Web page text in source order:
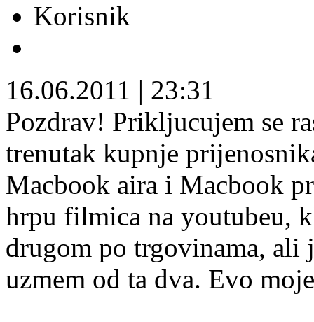
Korisnik
16.06.2011 | 23:31
Pozdrav! Prikljucujem se
trenutak kupnje
Macbook aira i Macbook
hrpu filmica na youtubeu,
drugom po trgovinama,
uzmem od ta dva. Evo